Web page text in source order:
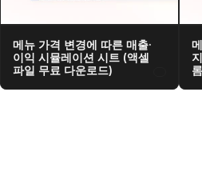
메뉴 가격 변경에 따른 매출·
이익 시뮬레이션 시트 (액셀
파일 무료 다운로드)